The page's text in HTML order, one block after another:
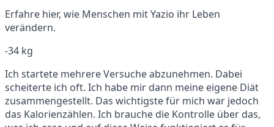
Erfahre hier, wie Menschen mit Yazio ihr Leben
verändern.
-34 kg
Ich startete mehrere Versuche abzunehmen. Dabei
scheiterte ich oft. Ich habe mir dann meine eigene Diät
zusammengestellt. Das wichtigste für mich war jedoch
das Kalorienzählen. Ich brauche die Kontrolle über das,